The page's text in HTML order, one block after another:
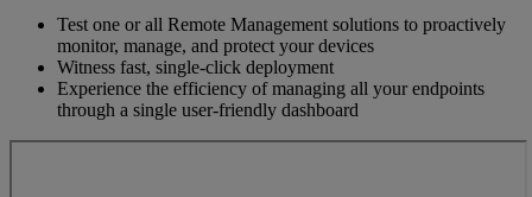
Test one or all Remote Management solutions to proactively
monitor, manage, and protect your devices
Witness fast, single-click deployment
Experience the efficiency of managing all your endpoints
through a single user-friendly dashboard